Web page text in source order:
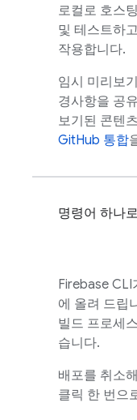
로컬로 호스
및 테스트하
작용합니다.
임시 미리보
경사항을 공
보기된 콘텐
GitHub 통합
명령어 하나
Firebase CLI
에 올려 드립
빌드 프로세
습니다.
배포를 취소
클릭 한 번으